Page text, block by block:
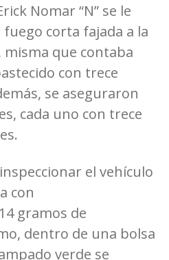
Nomar “N” se le
corta fajada a la
que contaba
con trece
se aseguraron
cada uno con trece
el vehículo
con
gramos de
dentro de una bolsa
verde se